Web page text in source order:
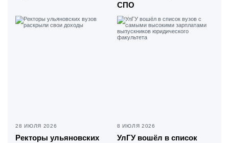
СПО
28 ИЮЛЯ 2026
Ректоры ульяновских
8 ИЮЛЯ 2026
УлГУ вошёл в список